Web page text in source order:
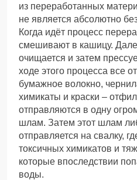
из переработанных
не является абсолютно
Когда идёт процесс
смешивают в кашицу.
очищается и затем
ходе этого процесса все
бумажное волокно,
химикаты и краски –
отправляются в одну
шлам. Затем этот шлам
отправляется на свалку,
токсичных химикатов и
которые впоследствии
воды.